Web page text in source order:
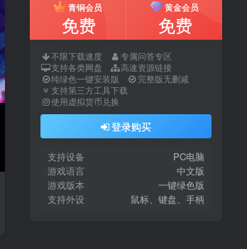
青铜会员
免费
黄金会员
免费
不限下载速度
专属问答专区
支持各类网盘
高速资源链接
纯绿色一键安装版
完整版无删减
支持第三方工具下载
使用虚拟货币兑换
登录购买
支持设备
PC电脑
游戏语言
中文版
游戏版本
一键绿色版
支持外设
鼠标、键盘、手柄